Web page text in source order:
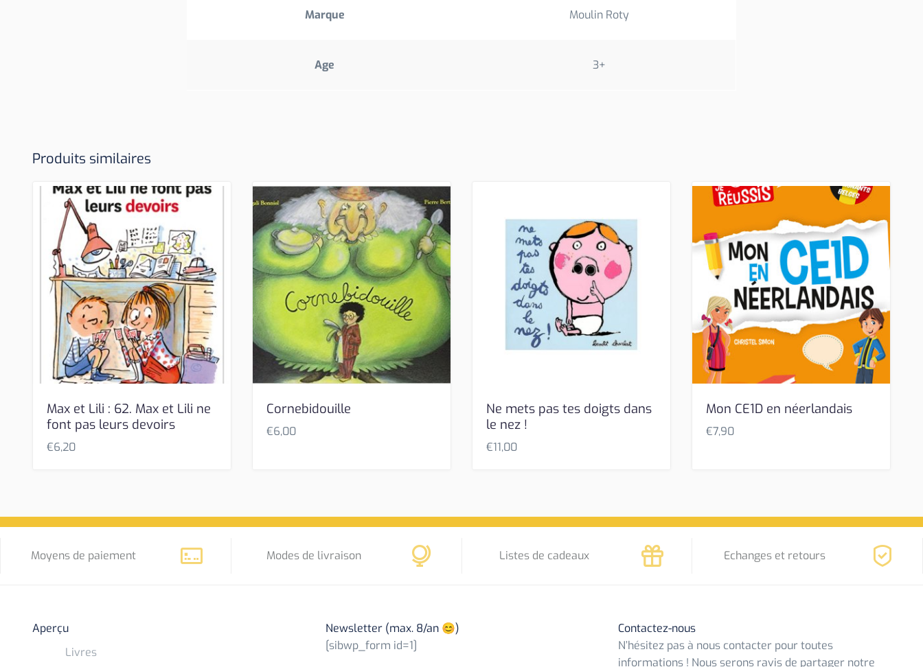
Marque Moulin Roty
Age 3+
Produits similaires
Max et Lili : 62. Max et Lili ne
font pas leurs devoirs
€6,20
Cornebidouille
€6,00
Ne mets pas tes doigts dans
le nez !
€11,00
Mon CE1D en néerlandais
€7,90
Moyens de paiement Modes de livraison Listes de cadeaux Echanges et retours
Aperçu
Livres
Newsletter (max. 8/an 😊)
[sibwp_form id=1]
Contactez-nous
N’hésitez pas à nous contacter pour toutes
informations ! Nous serons ravis de partager notre